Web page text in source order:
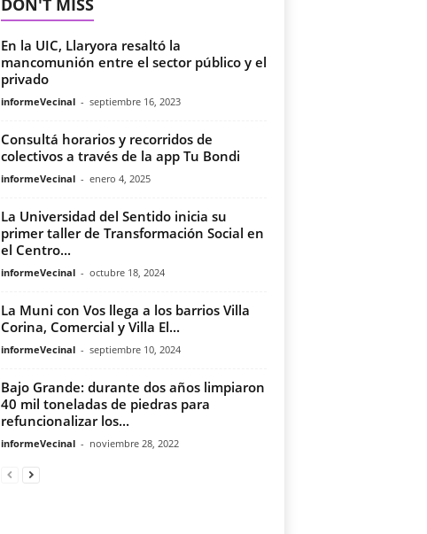
DON'T MISS
En la UIC, Llaryora resaltó la
mancomunión entre el sector público y el
privado
informeVecinal - septiembre 16, 2023
Consultá horarios y recorridos de
colectivos a través de la app Tu Bondi
informeVecinal - enero 4, 2025
La Universidad del Sentido inicia su
primer taller de Transformación Social en
el Centro...
informeVecinal - octubre 18, 2024
La Muni con Vos llega a los barrios Villa
Corina, Comercial y Villa El...
informeVecinal - septiembre 10, 2024
Bajo Grande: durante dos años limpiaron
40 mil toneladas de piedras para
refuncionalizar los...
informeVecinal - noviembre 28, 2022